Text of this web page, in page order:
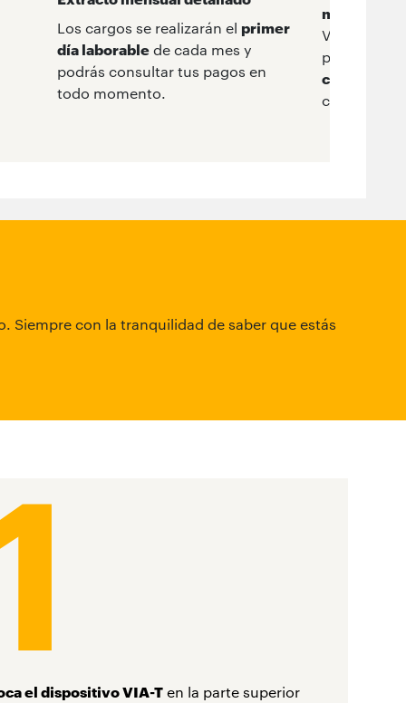
Los cargos se realizarán el primer
día laborable de cada mes y
podrás consultar tus pagos en
todo momento.
móvil
Vincula el
para
cargos
cómoda y
Siempre con la tranquilidad de saber que estás
el dispositivo VIA-T en la parte superior